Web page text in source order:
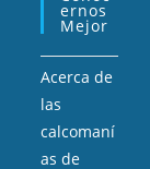
Ernos
Mejor
Acerca de
las
calcomaní
as de